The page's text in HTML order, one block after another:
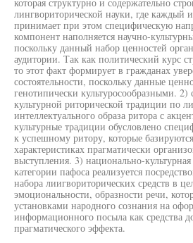
лингвориторической науки, где каждый
принимает при этом специфическую
компонент наполняется научно-
поскольку данный набор ценностей
аудитории. Так как политический курс
то этот факт формирует в гражданах
состоятельности, поскольку данные
генотипически культуросообразными. 2)
культурной риторической традиции по
интеллектуального образа ритора с
культурные традиции обусловлено
к успешному ритору, которые
характеристиках прагматически
выступления. 3) национально-
категории пафоса реализуется
набора лиигвориторических средств в
эмоциональности, образности речи,
установками народного сознания на
информационного посыла как средства
прагматического эффекта.